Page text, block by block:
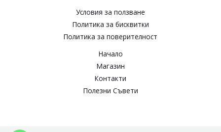
Условия за ползване​
Политика за бисквитки​
Политика за поверителност​
Начало
Магазин
Контакти
Полезни Съвети